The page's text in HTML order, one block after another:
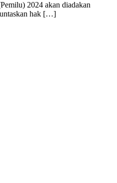
2024 akan diadakan
hak […]